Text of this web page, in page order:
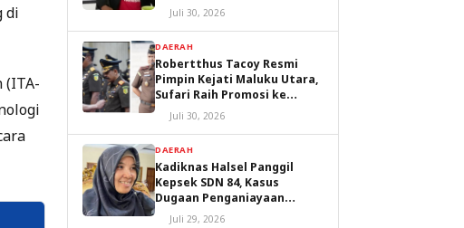
di
(ITA-
Juli 30, 2026
DAERAH
Robertthus Tacoy Resmi
Pimpin Kejati Maluku Utara,
Sufari Raih Promosi ke
Kejaksaan Agung
Juli 30, 2026
DAERAH
Kadiknas Halsel Panggil
Kepsek SDN 84, Kasus
Dugaan Penganiayaan
Diproses
Juli 29, 2026